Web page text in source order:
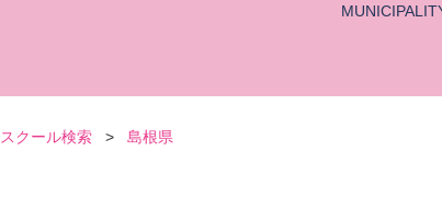
スクール検索 > 島根県